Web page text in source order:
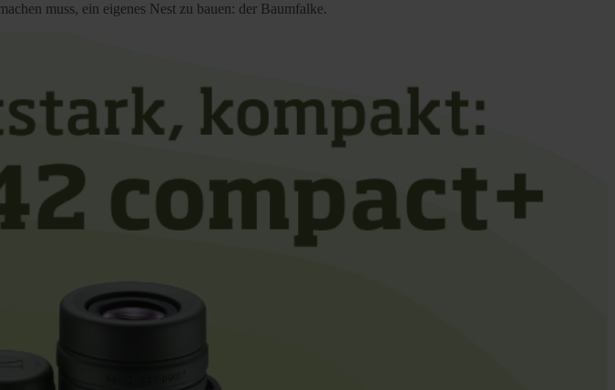
muss, ein eigenes Nest zu bauen: der Baumfalke.